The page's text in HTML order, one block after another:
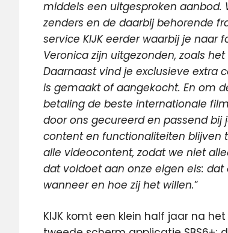
middels een uitgesproken
zenders en de daarbij behorende
service KIJK eerder waarbij je naar
Veronica zijn uitgezonden, zoals
Daarnaast vind je exclusieve extra
is gemaakt of aangekocht. En om
betaling de beste internationale
door ons gecureerd en passend bij
content en functionaliteiten blijven
alle videocontent, zodat we niet
dat voldoet aan onze eigen eis:
wanneer en hoe zij het willen.”
KIJK komt een klein half jaar na